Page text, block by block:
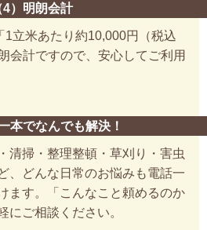
4）明朗会計
立米あたり約10,000円（税込
会計ですので、安心してご利用
本でなんでも解決！
清掃・整理整頓・草刈り・害虫
、どんな日常のお悩みも電話一
ます。「こんなこと頼めるのか
にご相談ください。